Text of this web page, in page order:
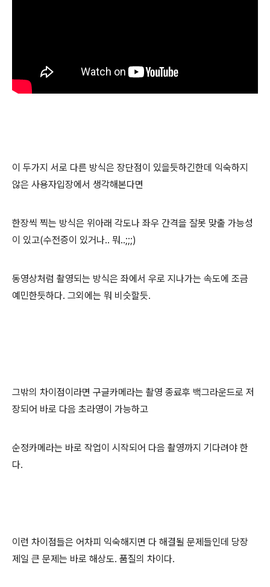
이 두가지 서로 다른 방식은 장단점이 있을듯하긴한데 익숙하지
않은 사용자입장에서 생각해본다면
한장씩 찍는 방식은 위아래 각도나 좌우 간격을 잘못 맞출 가능성
이 있고(수전증이 있거나.. 뭐..;;;)
동영상처럼 촬영되는 방식은 좌에서 우로 지나가는 속도에 조금
예민한듯하다. 그외에는 뭐 비슷할듯.
그밖의 차이점이라면 구글카메라는 촬영 종료후 백그라운드로 저
장되어 바로 다음 초라영이 가능하고
순정카메라는 바로 작업이 시작되어 다음 촬영까지 기다려야 한
다.
이런 차이점들은 어차피 익숙해지면 다 해결될 문제들인데 당장
제일 큰 문제는 바로 해상도. 품질의 차이다.